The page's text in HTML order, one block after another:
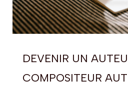
DEVENIR UN
COMPOSITEUR